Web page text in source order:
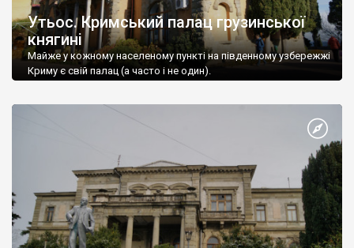
Утьос. Кримський палац грузинської
княгині
Майже у кожному населеному пункті на південному узбережжі
Криму є свій палац (а часто і не один).